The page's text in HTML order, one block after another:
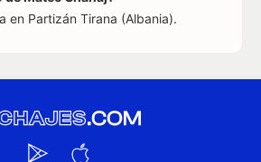
en Partizán Tirana (Albania).